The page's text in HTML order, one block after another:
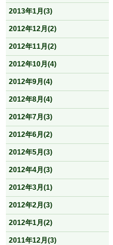
2013年1月(3)
2012年12月(2)
2012年11月(2)
2012年10月(4)
2012年9月(4)
2012年8月(4)
2012年7月(3)
2012年6月(2)
2012年5月(3)
2012年4月(3)
2012年3月(1)
2012年2月(3)
2012年1月(2)
2011年12月(3)